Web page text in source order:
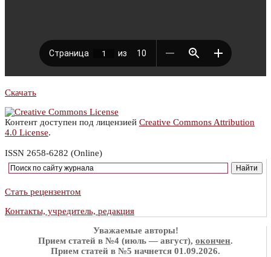
Скачать
Контент доступен под лицензией Creative Commons Attribution
4.0 License.
ISSN 2658-6282 (Online)
Стать рецензентом
Контакты, учредитель, редакция
Уважаемые авторы!
Прием статей в №4 (июль — август), окончен.
Прием статей в №5 начнется 01.09.2026.